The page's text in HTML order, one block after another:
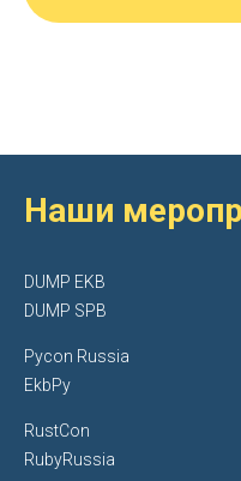
Наши
DUMP EKB
DUMP SPB
Pycon Russia
EkbPy
RustCon
RubyRussia